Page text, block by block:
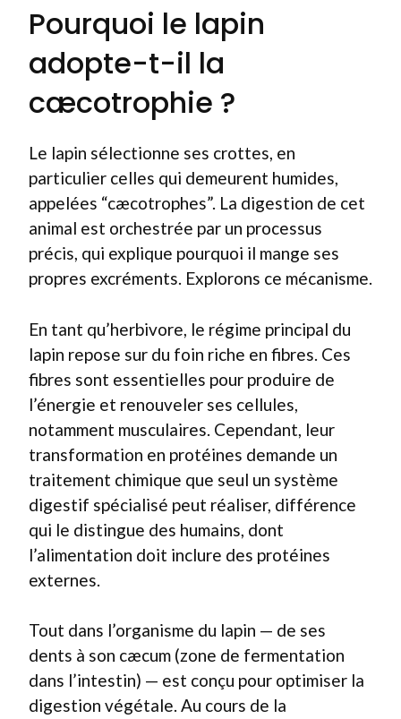
Pourquoi le lapin
adopte-t-il la
cæcotrophie ?
Le lapin sélectionne ses crottes, en
particulier celles qui demeurent humides,
appelées “cæcotrophes”. La digestion de cet
animal est orchestrée par un processus
précis, qui explique pourquoi il mange ses
propres excréments. Explorons ce mécanisme.
En tant qu’herbivore, le régime principal du
lapin repose sur du foin riche en fibres. Ces
fibres sont essentielles pour produire de
l’énergie et renouveler ses cellules,
notamment musculaires. Cependant, leur
transformation en protéines demande un
traitement chimique que seul un système
digestif spécialisé peut réaliser, différence
qui le distingue des humains, dont
l’alimentation doit inclure des protéines
externes.
Tout dans l’organisme du lapin — de ses
dents à son cæcum (zone de fermentation
dans l’intestin) — est conçu pour optimiser la
digestion végétale. Au cours de la